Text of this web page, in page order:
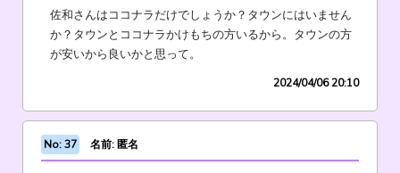
佐和さんはココナラだけでしょうか？タウンにはいません
か？タウンとココナラかけもちの方いるから。タウンの方
が安いから良いかと思って。
2024/04/06 20:10
No: 37 名前: 匿名